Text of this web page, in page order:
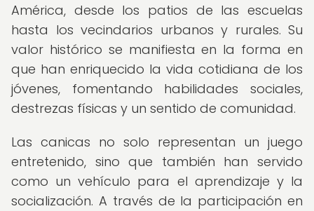
América, desde los patios de las escuelas
hasta los vecindarios urbanos y rurales. Su
valor histórico se manifiesta en la forma en
que han enriquecido la vida cotidiana de los
jóvenes, fomentando habilidades sociales,
destrezas físicas y un sentido de comunidad.
Las canicas no solo representan un juego
entretenido, sino que también han servido
como un vehículo para el aprendizaje y la
socialización. A través de la participación en